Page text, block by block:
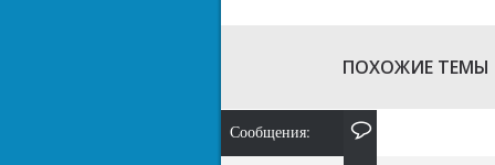
ПОХОЖИЕ ТЕМЫ
Сообщения: